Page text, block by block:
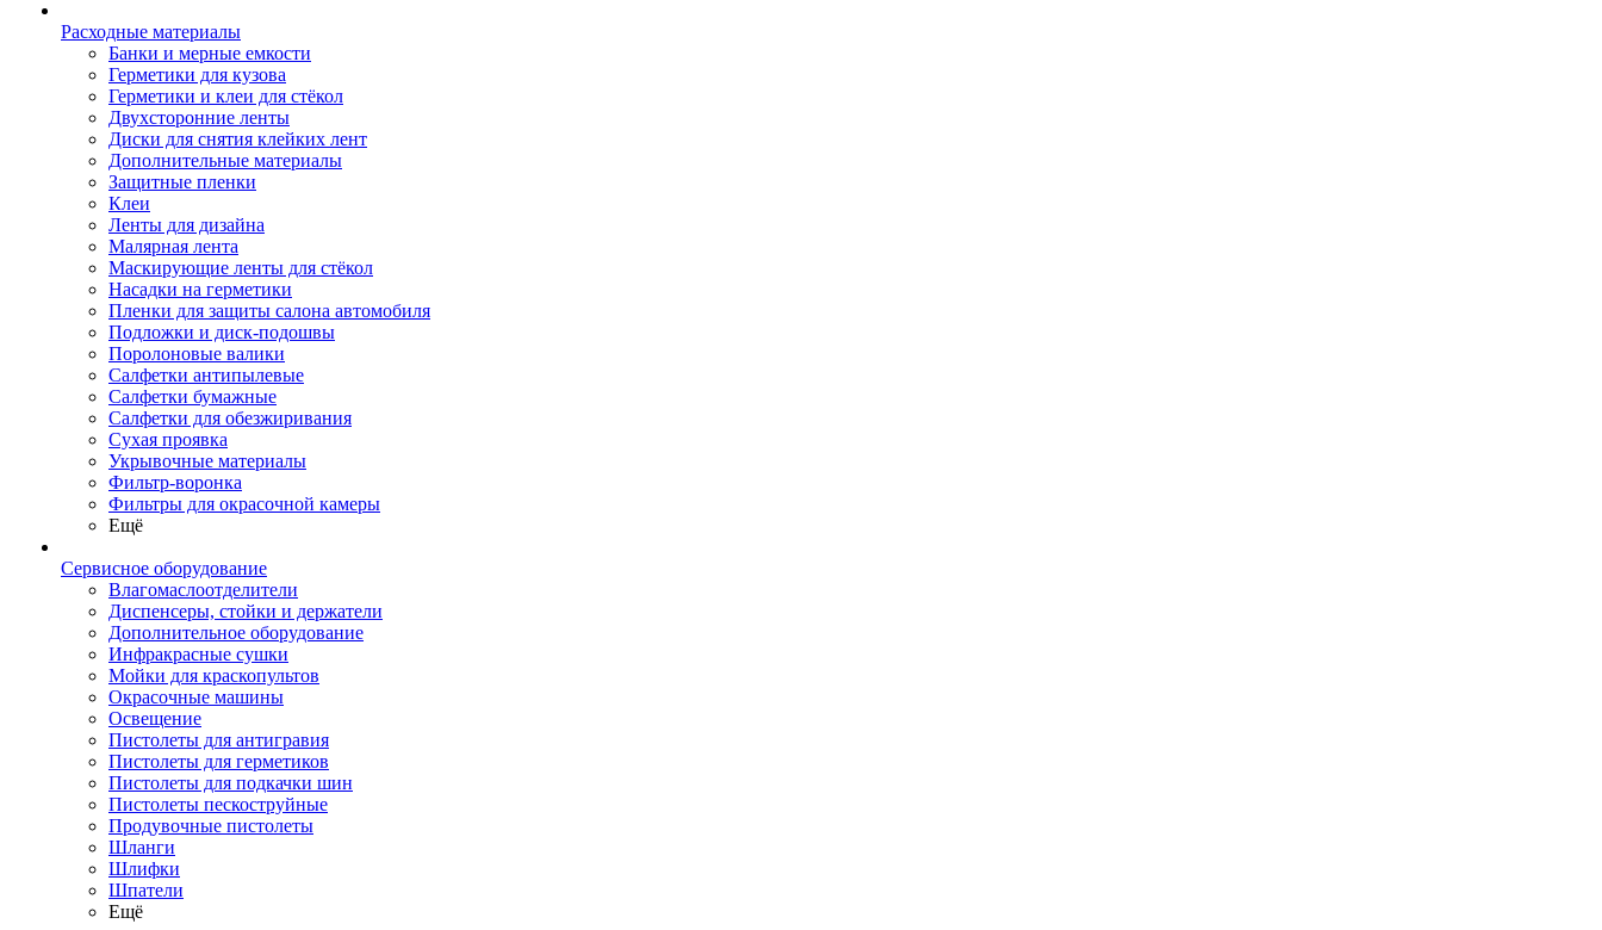
Расходные материалы
Банки и мерные емкости
Герметики для кузова
Герметики и клеи для стёкол
Двухсторонние ленты
Диски для снятия клейких лент
Дополнительные материалы
Защитные пленки
Клеи
Ленты для дизайна
Малярная лента
Маскирующие ленты для стёкол
Насадки на герметики
Пленки для защиты салона автомобиля
Подложки и диск-подошвы
Поролоновые валики
Салфетки антипылевые
Салфетки бумажные
Салфетки для обезжиривания
Сухая проявка
Укрывочные материалы
Фильтр-воронка
Фильтры для окрасочной камеры
Ещё
Сервисное оборудование
Влагомаслоотделители
Диспенсеры, стойки и держатели
Дополнительное оборудование
Инфракрасные сушки
Мойки для краскопультов
Окрасочные машины
Освещение
Пистолеты для антигравия
Пистолеты для герметиков
Пистолеты для подкачки шин
Пистолеты пескоструйные
Продувочные пистолеты
Шланги
Шлифки
Шпатели
Ещё